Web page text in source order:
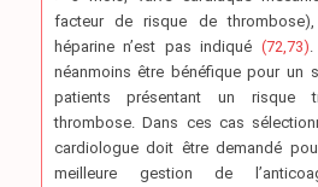
facteur de risque de
héparine n’est pas indiqué (72,73)
néanmoins être bénéfique pour un
patients présentant un risque
thrombose. Dans ces cas
cardiologue doit être demandé
meilleure gestion de